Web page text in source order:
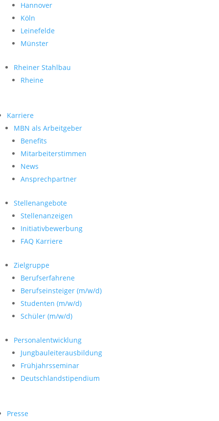
Hannover
Köln
Leinefelde
Münster
Rheiner Stahlbau
Rheine
Karriere
MBN als Arbeitgeber
Benefits
Mitarbeiterstimmen
News
Ansprechpartner
Stellenangebote
Stellenanzeigen
Initiativbewerbung
FAQ Karriere
Zielgruppe
Berufserfahrene
Berufseinsteiger (m/w/d)
Studenten (m/w/d)
Schüler (m/w/d)
Personalentwicklung
Jungbauleiterausbildung
Frühjahrsseminar
Deutschlandstipendium
Presse